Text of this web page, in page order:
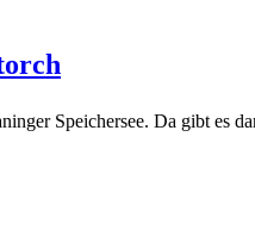
Speichersee. Da gibt es